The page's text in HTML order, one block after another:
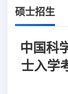
硕士招生
中国科
士入学